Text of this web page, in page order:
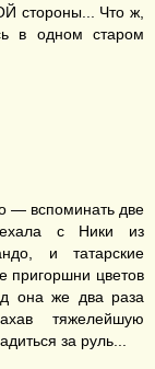
стороны... Что ж,
в одном старом
— вспоминать две
с Ники из
и татарские
пригоршни цветов
она же два раза
тяжелейшую
за руль...